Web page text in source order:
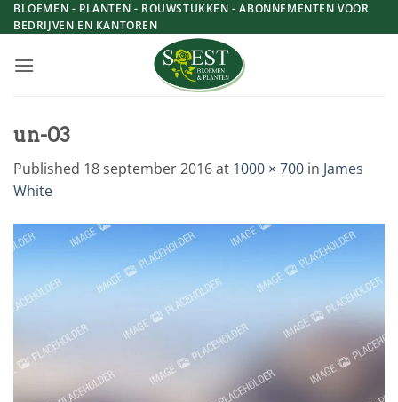
Skip
to
BLOEMEN - PLANTEN - ROUWSTUKKEN - ABONNEMENTEN VOOR
BEDRIJVEN EN KANTOREN
un-03
Published 18 september 2016at 1000 × 700 in James
White